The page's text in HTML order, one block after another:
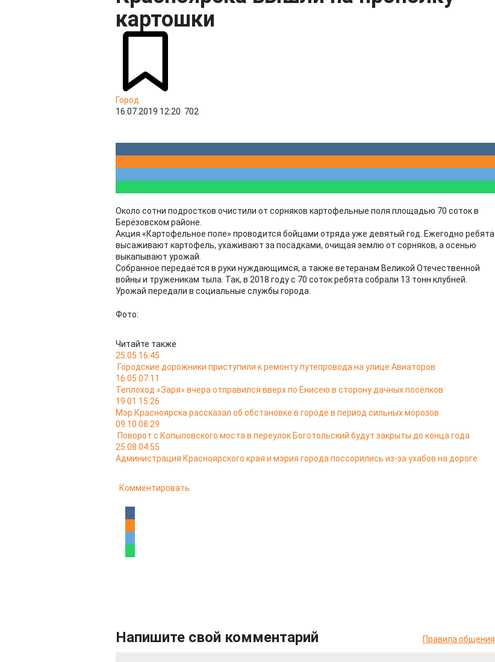
картошки
Город
16.07.2019 12:20 702
Около сотни подростков очистили от сорняков картофельные поля площадью 70 соток в
Берёзовском районе.
Акция «Картофельное поле» проводится бойцами отряда уже девятый год. Ежегодно ребята
высаживают картофель, ухаживают за посадками, очищая землю от сорняков, а осенью
выкапывают урожай.
Собранное передаётся в руки нуждающимся, а также ветеранам Великой Отечественной
войны и труженикам тыла. Так, в 2018 году с 70 соток ребята собрали 13 тонн клубней.
Урожай передали в социальные службы города.
Фото:
Читайте также
25.05 16:45
Городские дорожники приступили к ремонту путепровода на улице Авиаторов
16.05 07:11
Теплоход «Заря» вчера отправился вверх по Енисею в сторону дачных посёлков
19.01 15:26
Мэр Красноярска рассказал об обстановке в городе в период сильных морозов
09.10 08:29
Поворот с Копыловского моста в переулок Боготольский будут закрыты до конца года
25.08 04:55
Администрация Красноярского края и мэрия города поссорились из-за ухабов на дороге
Комментировать
Напишите свой комментарий Правила общения